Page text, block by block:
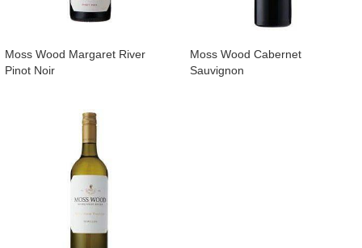
Moss Wood Margaret River
Pinot Noir
Moss Wood Cabernet
Sauvignon